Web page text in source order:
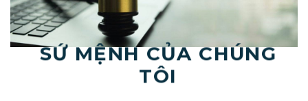
SỨ MỆNH CỦA CHÚNG
TÔI